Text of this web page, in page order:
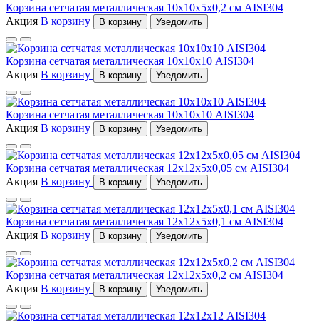
Корзина сетчатая металлическая 10x10x5x0,2 см AISI304
Акция В корзину В корзину Уведомить
Корзина сетчатая металлическая 10х10х10 AISI304
Акция В корзину В корзину Уведомить
Корзина сетчатая металлическая 10х10х10 AISI304
Акция В корзину В корзину Уведомить
Корзина сетчатая металлическая 12x12x5x0,05 см AISI304
Акция В корзину В корзину Уведомить
Корзина сетчатая металлическая 12x12x5x0,1 см AISI304
Акция В корзину В корзину Уведомить
Корзина сетчатая металлическая 12x12x5x0,2 см AISI304
Акция В корзину В корзину Уведомить